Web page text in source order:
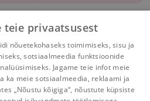
9789985024911
6. klass õpikud
teie privaatsusest
nõuetekohaseks toimimiseks, sisu ja
sotsiaalmeedia funktsioonide
Jagame teie infot meie
ka meie sotsiaalmeedia, reklaami ja
„Nõustu kõigiga“, nõustute küpsiste